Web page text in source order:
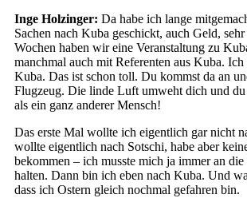
Inge Holzinger: Da habe ich lange
Sachen nach Kuba geschickt, auch Geld,
Wochen haben wir eine Veranstaltung zu
manchmal auch mit Referenten aus Kuba.
Kuba. Das ist schon toll. Du kommst da an
Flugzeug. Die linde Luft umweht dich und
als ein ganz anderer Mensch!
Das erste Mal wollte ich eigentlich gar nicht
wollte eigentlich nach Sotschi, habe aber
bekommen – ich musste mich ja immer an
halten. Dann bin ich eben nach Kuba. Und
dass ich Ostern gleich nochmal gefahren bin.